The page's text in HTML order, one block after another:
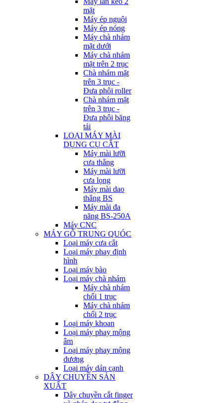
mặt
Máy ép nguội
Máy ép nóng
Máy chà nhám
mặt dưới
Máy chà nhám
mặt trên 2 trục
Chà nhám mặt
trên 3 trục -
Đưa phôi roller
Chà nhám mặt
trên 3 trục -
Đưa phôi băng
tải
LOẠI MÁY MÀI
DỤNG CỤ CẮT
Máy mài lưỡi
cưa thẳng
Máy mài lưỡi
cưa lọng
Máy mài dao
thẳng BS
Máy mài đa
năng BS-250A
Máy CNC
MÁY GỖ TRUNG QUÓC
Loại máy cưa cắt
Loại máy phay định
hình
Loại máy bào
Loại máy chà nhám
Máy chà nhám
chổi 1 trục
Máy chà nhám
chổi 2 trục
Loại máy khoan
Loại máy phay mộng
âm
Loại máy phay mộng
dương
Loại máy dán cạnh
DÂY CHUYỀN SẢN
XUẤT
Dây chuyền cắt finger